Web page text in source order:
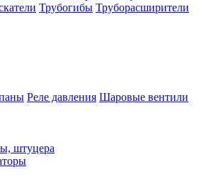
Трубогибы Труборасширители
Реле давления Шаровые вентили
штуцера